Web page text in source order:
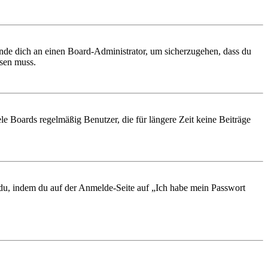
dich an einen Board-Administrator, um sicherzugehen, dass du
muss.
Boards regelmäßig Benutzer, die für längere Zeit keine Beiträge
indem du auf der Anmelde-Seite auf „Ich habe mein Passwort